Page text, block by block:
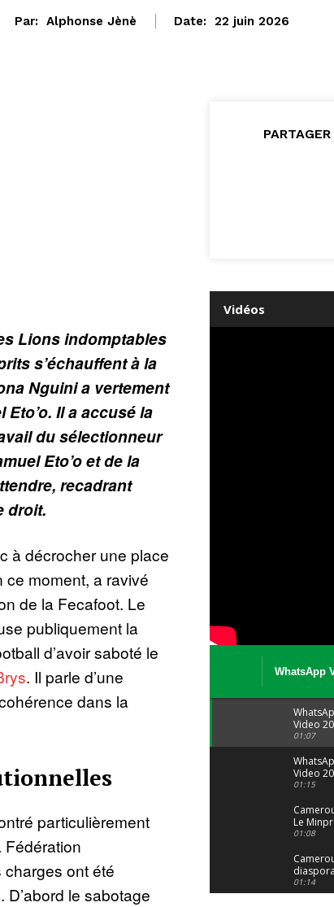
Par: Alphonse Jènè Date: 22 juin 2026
Lions indomptables
s’échauffent à la
Nguini a vertement
Il a accusé la
du sélectionneur
Eto’o et de la
recadrant
droit.
à décrocher une place
ce moment, a ravivé
de la Fecafoot. Le
publiquement la
d’avoir saboté le
. Il parle d’une
dans la
particulièrement
Fédération
ont été
le sabotage
PARTAGER
Vidéos
WhatsApp
Video
04 at 15
01:07
Video
29 at 12
01:15
Le
alerte
jeunes
01:08
diaspora
suivra-t-
l’appel
01:14